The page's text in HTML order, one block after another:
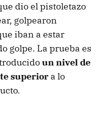
dio el pistoletazo
golpearon
iban a estar
golpe. La prueba es
un nivel de
superior a lo